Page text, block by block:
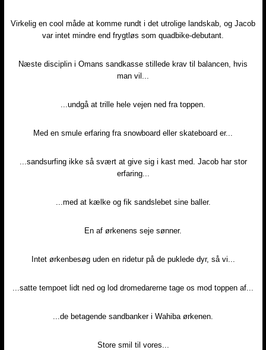
Virkelig en cool måde at komme rundt i det utrolige landskab, og Jacob
var intet mindre end frygtløs som quadbike-debutant.​
Næste disciplin i Omans sandkasse stillede krav til balancen, hvis
man vil...​
...undgå at trille hele vejen ned fra toppen.​
Med en smule erfaring fra snowboard eller skateboard er...​
...sandsurfing ikke så svært at give sig i kast med. Jacob har stor
erfaring...​
...med at kælke og fik sandslebet sine baller.
En af ørkenens seje sønner.​
Intet ørkenbesøg uden en ridetur på de puklede dyr, så vi...​
...satte tempoet lidt ned og lod dromedarerne tage os mod toppen af...​
...de betagende sandbanker i Wahiba ørkenen.​
Store smil til vores...​